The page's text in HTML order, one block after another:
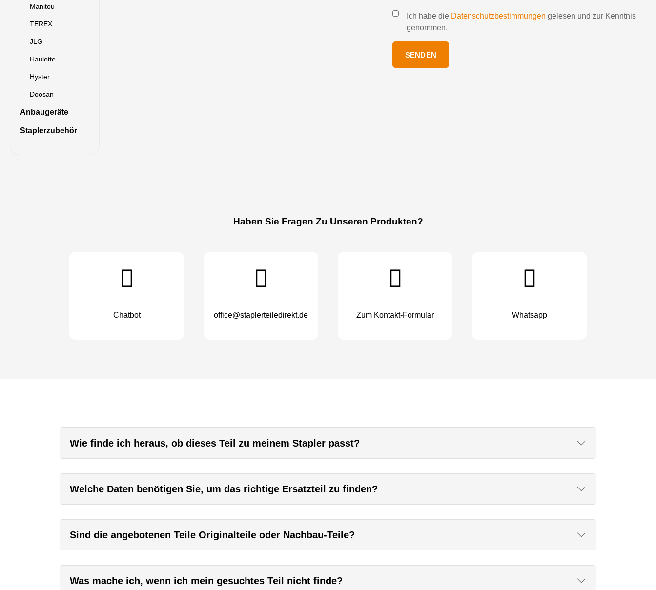
Manitou
TEREX
JLG
Haulotte
Hyster
Doosan
Anbaugeräte
Staplerzubehör
Ich habe die Datenschutzbestimmungen gelesen und zur Kenntnis
genommen.
SENDEN
Haben Sie Fragen Zu Unseren Produkten?
Chatbot office@staplerteiledirekt.de Zum Kontakt-Formular Whatsapp
Wie finde ich heraus, ob dieses Teil zu meinem Stapler passt?
Welche Daten benötigen Sie, um das richtige Ersatzteil zu finden?
Sind die angebotenen Teile Originalteile oder Nachbau-Teile?
Was mache ich, wenn ich mein gesuchtes Teil nicht finde?